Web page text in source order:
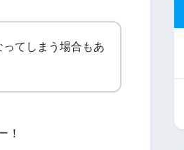
てしまう場合もあ
！